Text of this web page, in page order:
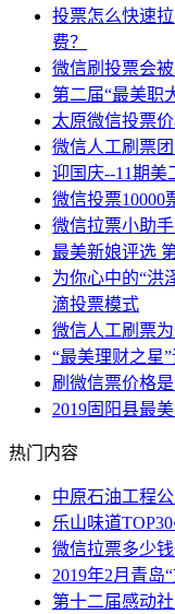
投票怎么快速
费？
微信刷投票会
第二届“最美职
太原微信投票
微信人工刷票
迎国庆--11期美
微信投票10000
微信拉票小助
最美新娘评选
为你心中的“洪
滴投票模式
微信人工刷票
“最美理财之星
刷微信票价格
2019固阳县最
热门内容
中原石油工程
乐山味道
微信拉票多少
2019年2月青岛
第十二届感动